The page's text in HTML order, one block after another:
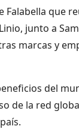
que
junto a
marcas y
del
de la red